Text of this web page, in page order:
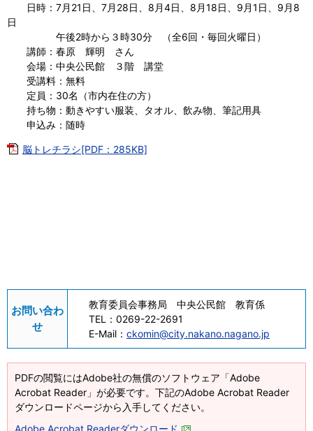
日時：7月21日、7月28日、8月4日、8月18日、9月1日、9月8
日
午後2時から３時30分 （全6回・毎回火曜日）
講師：春原 輝明 さん
会場：中央公民館 ３階 講堂
受講料：無料
定員：30名（市内在住の方）
持ち物：動きやすい服装、タオル、飲み物、筆記用具
申込み：随時
脳トレチラシ[PDF：285KB]
お問い合わ
せ
教育委員会事務局 中央公民館 教育係
TEL： 0269-22-2691
E-Mail： ckomin@city.nakano.nagano.jp
PDFの閲覧にはAdobe社の無償のソフトウェア「Adobe
Acrobat Reader」が必要です。下記のAdobe Acrobat Reader
ダウンロードページから入手してください。
Adobe Acrobat Readerダウンロード